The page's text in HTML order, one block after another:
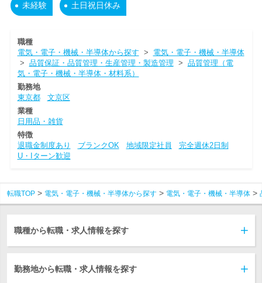
未経験 土日祝日休み
職種
電気・電子・機械・半導体から探す > 電気・電子・機械・半導体
> 品質保証・品質管理・生産管理・製造管理 > 品質管理（電
気・電子・機械・半導体・材料系）
勤務地
東京都
文京区
業種
日用品・雑貨
特徴
退職金制度あり
ブランクOK 地域限定社員
完全週休2日制
U・Iターン歓迎
転職TOP 電気・電子・機械・半導体から探す 電気・電子・機械・半導体
職種から転職・求人情報を探す
勤務地から転職・求人情報を探す